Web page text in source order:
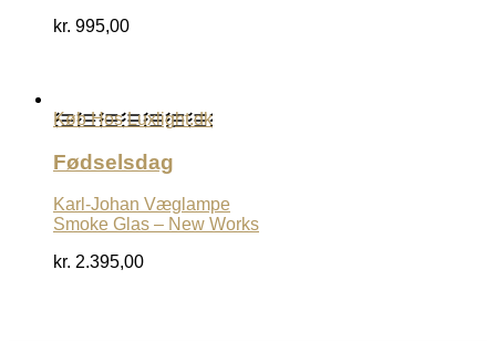
kr. 995,00
Køb Hos Luxlight.dk
Fødselsdag
Karl-Johan Væglampe
Smoke Glas – New Works
kr. 2.395,00